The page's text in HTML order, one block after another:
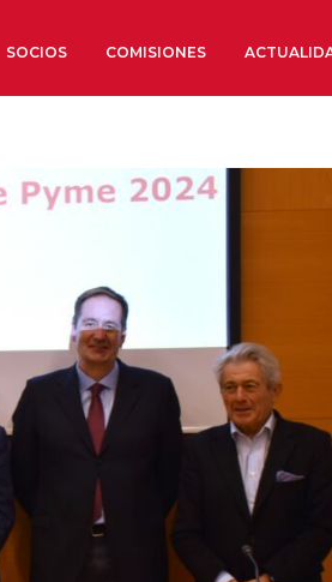
Órganos de Gobierno
Institut d’Estudis Estratègics
Organizaciones sectoriales
Sociedad Barcelonesa de
Económicos y Sociales
Organizaciones
Conoce más
SOCIOS COMISIONES